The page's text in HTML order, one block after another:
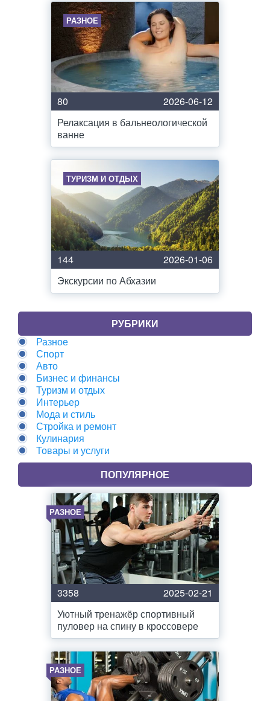
РАЗНОЕ
80
2026-06-12
Релаксация в бальнеологической
ванне
ТУРИЗМ И ОТДЫХ
144
2026-01-06
Экскурсии по Абхазии
РУБРИКИ
Разное
Спорт
Авто
Бизнес и финансы
Туризм и отдых
Интерьер
Мода и стиль
Стройка и ремонт
Кулинария
Товары и услуги
ПОПУЛЯРНОЕ
РАЗНОЕ
3358
2025-02-21
Уютный тренажёр спортивный
пуловер на спину в кроссовере
РАЗНОЕ